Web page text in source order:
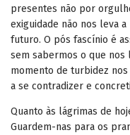
presentes não por
exiguidade não nos leva
futuro. O pós fascínio é
sem sabermos o que
momento de turbidez
a se contradizer e
Quanto às lágrimas de
Guardem-nas para os